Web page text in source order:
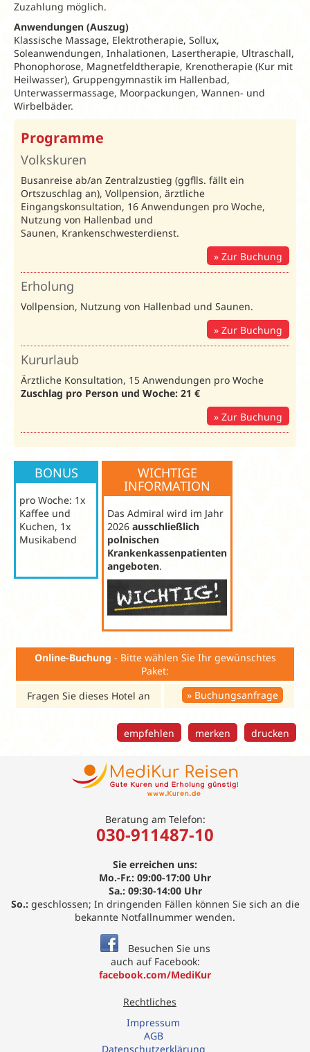
Zuzahlung möglich.
Anwendungen (Auszug)
Klassische Massage, Elektrotherapie, Sollux,
Soleanwendungen, Inhalationen, Lasertherapie, Ultraschall,
Phonophorose, Magnetfeldtherapie, Krenotherapie (Kur mit
Heilwasser), Gruppengymnastik im Hallenbad,
Unterwassermassage, Moorpackungen, Wannen- und
Wirbelbäder.
Programme
Volkskuren
Busanreise ab/an Zentralzustieg (ggflls. fällt ein
Ortszuschlag an), Vollpension, ärztliche
Eingangskonsultation, 16 Anwendungen pro Woche,
Nutzung von Hallenbad und
Saunen, Krankenschwesterdienst.
Zur Buchung
Erholung
Vollpension, Nutzung von Hallenbad und Saunen.
Zur Buchung
Kururlaub
Ärztliche Konsultation, 15 Anwendungen pro Woche
Zuschlag pro Person und Woche: 21 €
Zur Buchung
BONUS
pro Woche: 1x
Kaffee und
Kuchen, 1x
Musikabend
WICHTIGE
INFORMATION
Das Admiral wird im Jahr
2026 ausschließlich
polnischen
Krankenkassenpatienten
angeboten.
Online-Buchung - Bitte wählen Sie Ihr gewünschtes
Paket:
Fragen Sie dieses Hotel an
Buchungsanfrage
drucken
merken
empfehlen
Beratung am Telefon:
030-911487-10
Sie erreichen uns:
Mo.-Fr.: 09:00-17:00 Uhr
Sa.: 09:30-14:00 Uhr
So.:geschlossen; In dringenden Fällen können Sie sich an die
bekannte Notfallnummer wenden.
Besuchen Sie uns
auch auf Facebook:
facebook.com/MediKur
Rechtliches
Impressum
AGB
Datenschutzerklärung